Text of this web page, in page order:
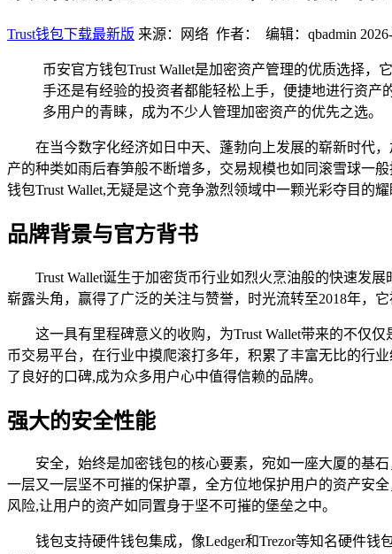
Trust钱包下载最新版 来源：网络 作者： 编辑：qbadmin
币安官方钱包Trust Wallet是加密资产管理的优质选择
手还是有经验的投资者都能轻松上手，便捷地进行资产
多用户的青睐，成为不少人管理加密资产的优先之选。
在当今数字化经济如日中天、蓬勃向上发展的崭新时代
产的种类如雨后春笋般不断增多，交易规模也如同滚雪球一
钱包Trust Wallet,无疑是这个竞争激烈领域中一颗光彩夺目的耀
品牌背景与官方背书
Trust Wallet诞生于加密货币行业如烈火烹油般的快速发
崭露头角，赢得了广泛的关注与赞誉，时光流转至2018年，
这一具有里程碑意义的收购，为Trust Wallet带来的不仅
币交易平台，在行业中摸爬滚打多年，积累了丰富无比的行
了良好的口碑,成为众多用户心中值得信赖的品牌。
强大的安全性能
安全，始终是加密钱包的核心要素，宛如一座大厦的基
一层又一层坚不可摧的保护罩，全方位地保护用户的资产安
风险,让用户的资产如同置身于坚不可摧的堡垒之中。
钱包支持硬件钱包集成，像Ledger和Trezor等知名硬件